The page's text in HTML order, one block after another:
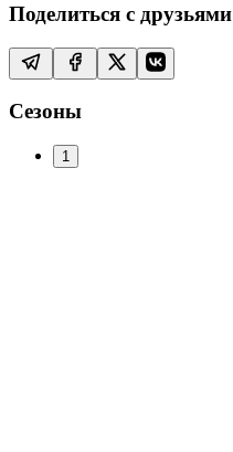
Поделиться с друзьями
Сезоны
1